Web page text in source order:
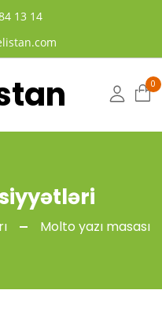
13 14
0
Molto yazı masası